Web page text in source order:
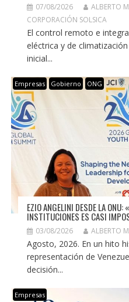
07/08/2026
ALBERTO
CORPORACIÓN SOLSICA
El control remoto e
eléctrica y de
inicial...
Empresas Gobierno ONG
EZIO ANGELINI DESDE LA
INSTITUCIONES ES CASI
03/08/2026 ALBERTO
Agosto, 2026. En un hito
representación de
decisión...
Empresas